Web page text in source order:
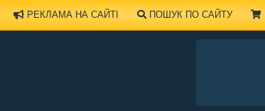
РЕКЛАМА НА САЙТІ ПОШУК ПО САЙТУ